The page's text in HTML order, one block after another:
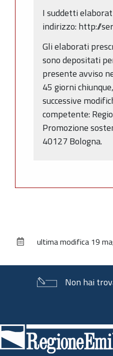
I suddetti
indirizzo: http://
Gli elaborati
sono depositati
presente avviso
45 giorni
successive
competente:
Promozione
40127 Bologna.
documentoultima modifica 19
Non hai
di
pagina